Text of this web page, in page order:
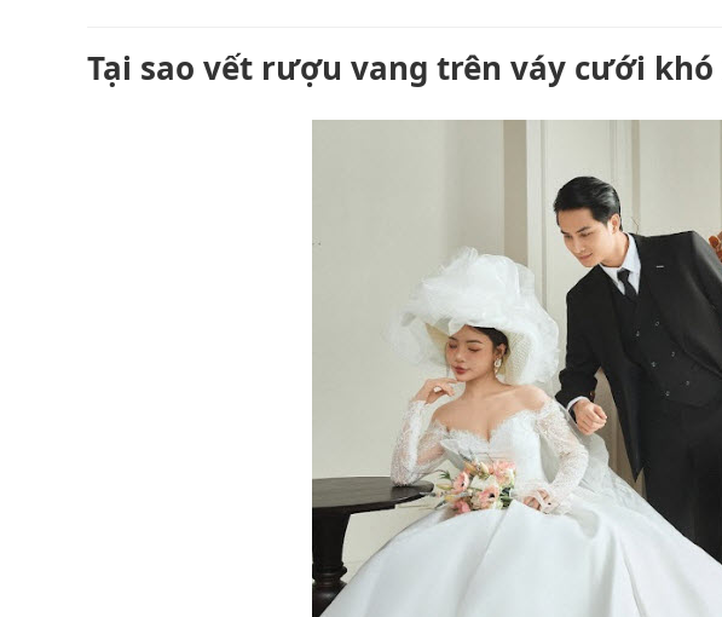
Tại sao vết rượu vang trên váy cưới